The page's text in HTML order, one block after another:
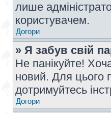
лише
користувачем.
Догори
» Я забув свій
Не панікуйте!
новий. Для цього
дотримуйтесь
Догори